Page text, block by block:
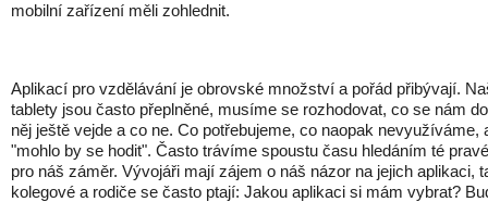
mobilní zařízení měli zohlednit.
Aplikací pro vzdělávání je obrovské množství a pořád přibývají.
tablety jsou často přeplněné, musíme se rozhodovat, co se nám do
něj ještě vejde a co ne. Co potřebujeme, co naopak nevyužíváme,
"mohlo by se hodit". Často trávíme spoustu času hledáním té pravé
pro náš záměr. Vývojáři mají zájem o náš názor na jejich aplikaci,
kolegové a rodiče se často ptají: Jakou aplikaci si mám vybrat?